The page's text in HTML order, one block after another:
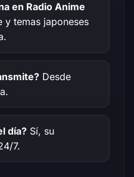
en Radio Anime
y temas japoneses
Desde
día? Sí, su
7.